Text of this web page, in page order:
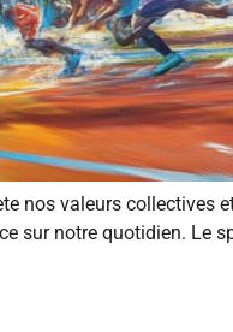
nos valeurs
sur notre quotidien. Le